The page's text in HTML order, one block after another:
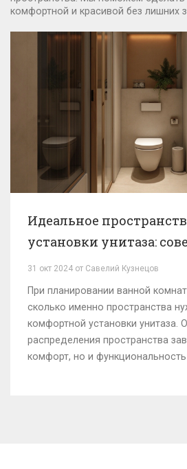
комфортной и красивой без лишних
Идеальное
установки унитаза:
хитрости
31 окт 2024 от Савелий Кузнецов
При планировании ванной
сколько именно пространства
комфортной установки унитаза.
распределения пространства
комфорт, но и